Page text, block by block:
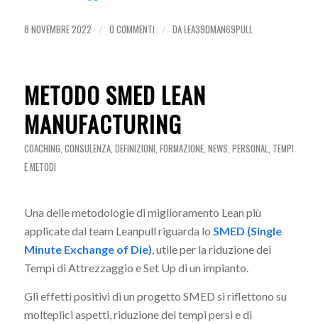
8 NOVEMBRE 2022 / 0 COMMENTI / DALEA39DMAN69PULL
METODO SMED LEAN
MANUFACTURING
COACHING CONSULENZA, DEFINIZIONI FORMAZIONE, NEWS PERSONAL TEMPI
E METODI
Una delle metodologie di miglioramento Lean più
applicate dal team Leanpull riguarda lo SMED (Single
Minute Exchange of Die), utile per la riduzione dei
Tempi di Attrezzaggio e Set Up di un impianto.
Gli effetti positivi di un progetto SMED si riflettono su
molteplici aspetti, riduzione dei tempi persi e di